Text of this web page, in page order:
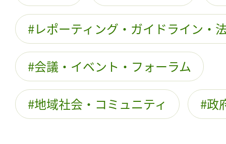
レポーティング・ガイドライン・
会議・イベント・フォーラム
地域社会・コミュニティ 政